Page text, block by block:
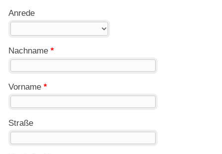
Anrede
Nachname *
Vorname *
Straße